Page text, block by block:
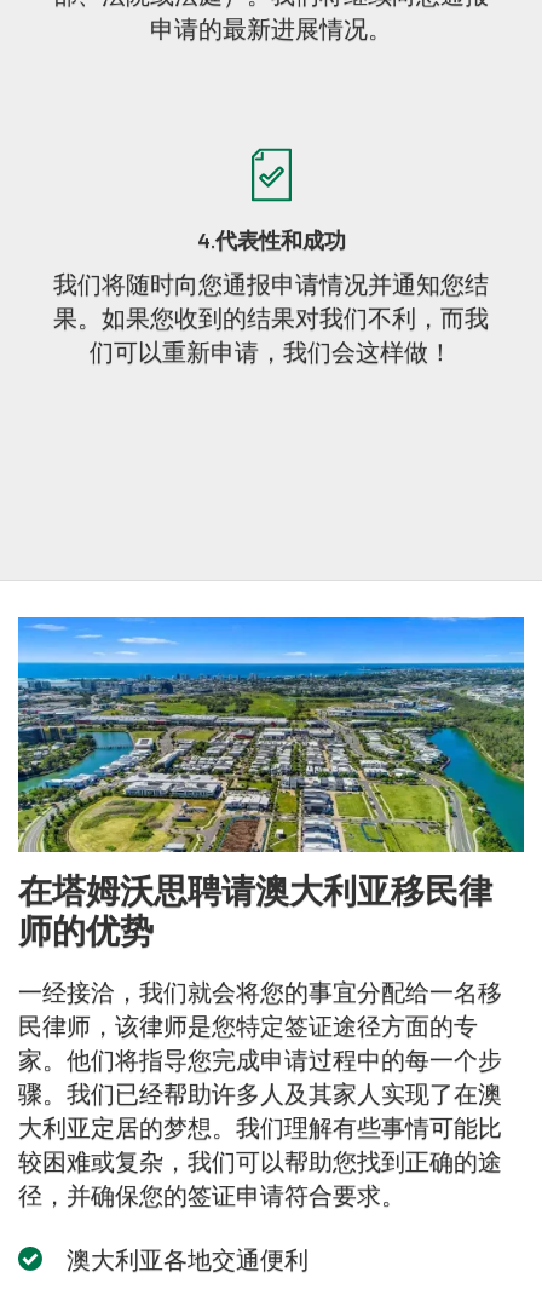
申请的最新进展情况。
4.代表性和成功
我们将随时向您通报申请情况并通知您结
果。如果您收到的结果对我们不利，而我
们可以重新申请，我们会这样做！
在塔姆沃思聘请澳大利亚移民律
师的优势
一经接洽，我们就会将您的事宜分配给一名移
民律师，该律师是您特定签证途径方面的专
家。他们将指导您完成申请过程中的每一个步
骤。我们已经帮助许多人及其家人实现了在澳
大利亚定居的梦想。我们理解有些事情可能比
较困难或复杂，我们可以帮助您找到正确的途
径，并确保您的签证申请符合要求。
澳大利亚各地交通便利